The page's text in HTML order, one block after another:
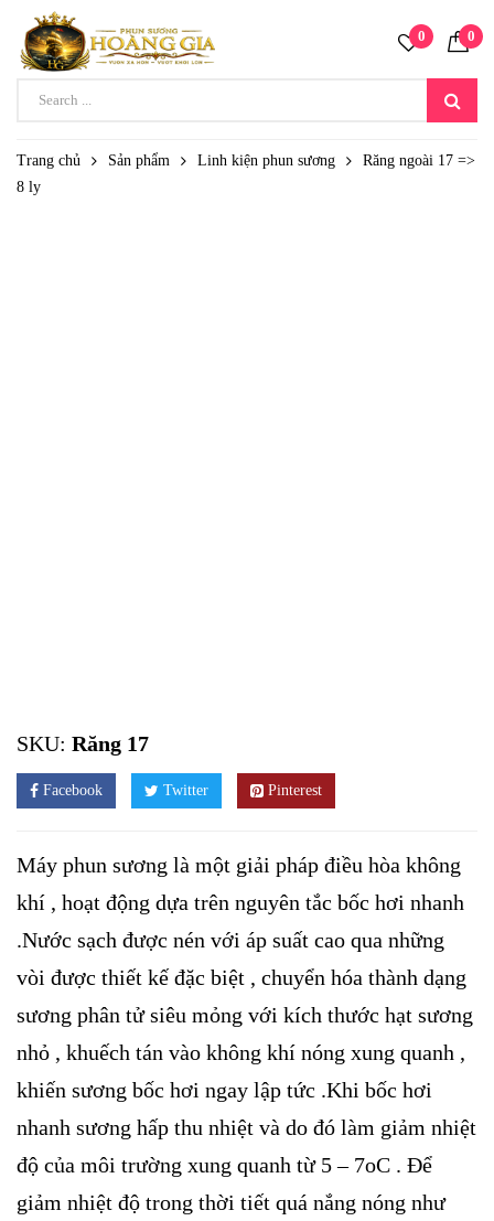
0 0
Trang chủ Sản phẩm Linh kiện phun sương
Răng ngoài 17 =>
8 ly
SKU: Răng 17
Facebook Twitter Pinterest
Máy phun sương là một giải pháp điều hòa không
khí , hoạt động dựa trên nguyên tắc bốc hơi nhanh
.Nước sạch được nén với áp suất cao qua những
vòi được thiết kế đặc biệt , chuyển hóa thành dạng
sương phân tử siêu mỏng với kích thước hạt sương
nhỏ , khuếch tán vào không khí nóng xung quanh ,
khiến sương bốc hơi ngay lập tức .Khi bốc hơi
nhanh sương hấp thu nhiệt và do đó làm giảm nhiệt
độ của môi trường xung quanh từ 5 – 7oC . Để
giảm nhiệt độ trong thời tiết quá nắng nóng như